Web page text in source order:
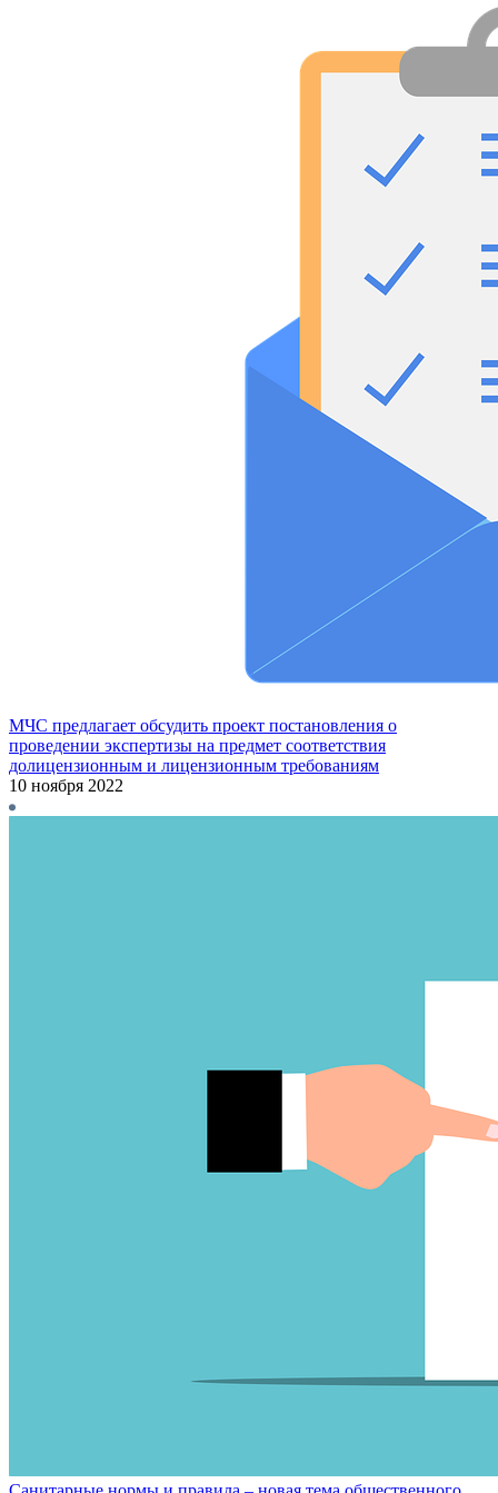
МЧС предлагает обсудить проект постановления о
проведении экспертизы на предмет соответствия
долицензионным и лицензионным требованиям
10 ноября 2022